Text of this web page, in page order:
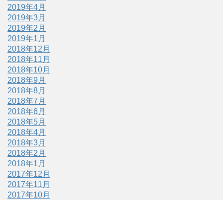
2019年4月
2019年3月
2019年2月
2019年1月
2018年12月
2018年11月
2018年10月
2018年9月
2018年8月
2018年7月
2018年6月
2018年5月
2018年4月
2018年3月
2018年2月
2018年1月
2017年12月
2017年11月
2017年10月